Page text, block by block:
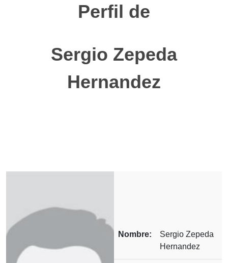
Perfil de
Sergio Zepeda
Hernandez
Nombre:
Sergio Zepeda
Hernandez